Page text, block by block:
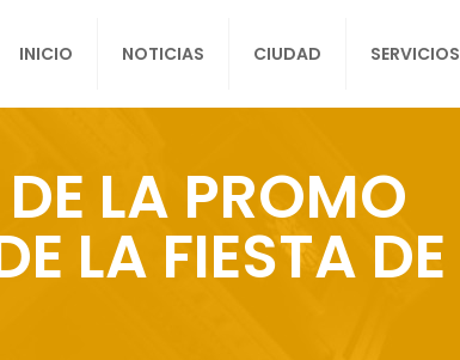
INICIO NOTICIAS CIUDAD SERVICIOS
LA PROMO
LA FIESTA DE